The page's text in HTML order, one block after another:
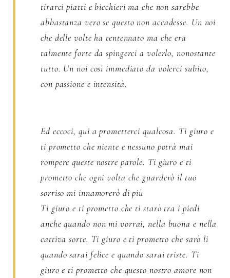
tirarci piatti e bicchieri ma che non sarebbe
abbastanza vero se questo non accadesse. Un noi
che delle volte ha tentennato ma che era
talmente forte da spingerci a volerlo, nonostante
tutto. Un noi così immediato da volerci subito,
con passione e intensità.
Ed eccoci, qui a prometterci qualcosa. Ti giuro e
ti prometto che niente e nessuno potrà mai
rompere queste nostre parole. Ti giuro e ti
prometto che ogni volta che guarderò il tuo
sorriso mi innamorerò di più
Ti giuro e ti prometto che ti starò tra i piedi
anche quando non mi vorrai, nella buona e nella
cattiva sorte. Ti giuro e ti prometto che sarò li
quando sarai felice e quando sarai triste. Ti
giuro e ti prometto che questo nostro amore non